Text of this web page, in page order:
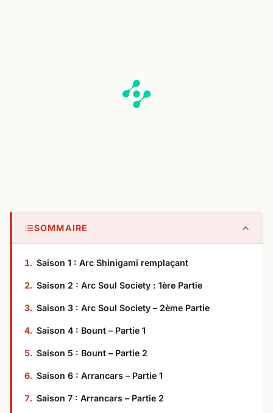
SOMMAIRE
Saison 1 : Arc Shinigami remplaçant
Saison 2 : Arc Soul Society : 1ère Partie​
Saison 3 : Arc Soul Society – 2ème Partie​
Saison 4 : Bount – Partie 1​
Saison 5 : Bount – Partie 2​
Saison 6 : Arrancars – Partie 1​
Saison 7 : Arrancars – Partie 2​